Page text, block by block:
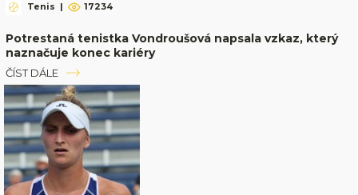
Tenis | 17234
Potrestaná tenistka Vondroušová napsala vzkaz, který
naznačuje konec kariéry
ČÍST DÁLE